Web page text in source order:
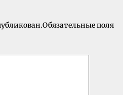
Обязательные поля